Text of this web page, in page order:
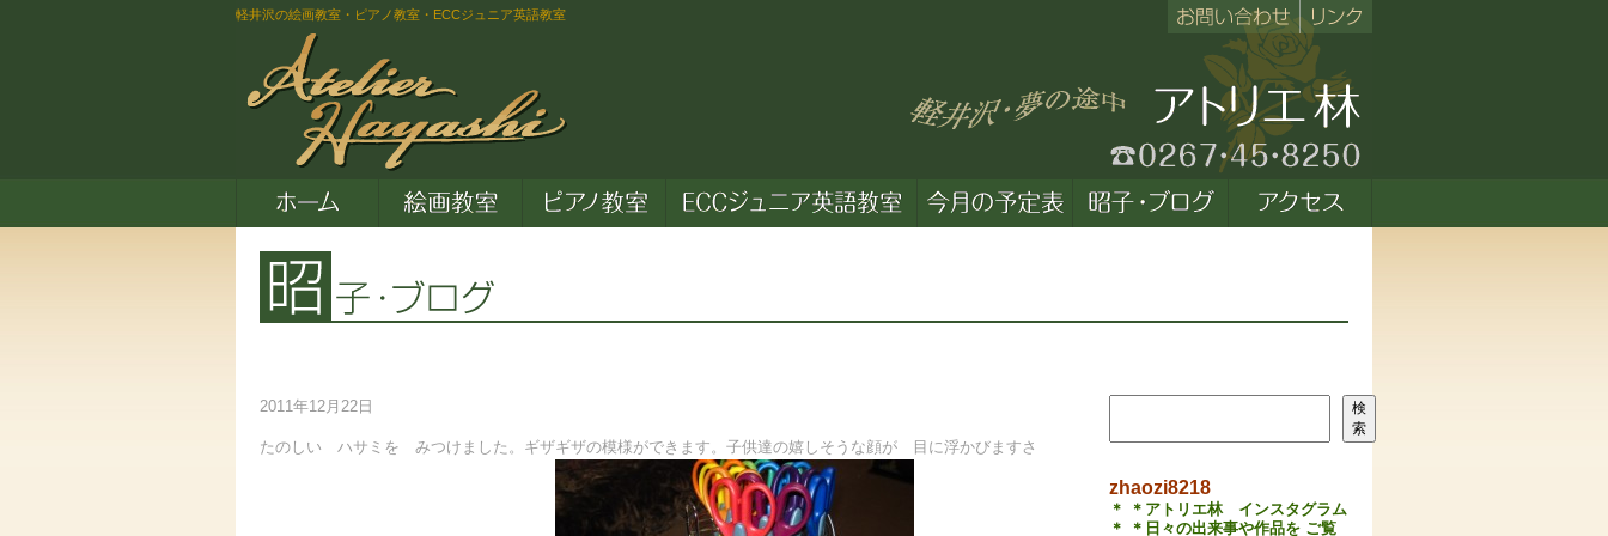
軽井沢の絵画教室・ピアノ教室・ECCジュニア英語教室
2011年12月22日
たのしい ハサミを みつけました。ギザギザの模様ができます。子供達の嬉しそうな顔が 目に浮かびます さ
検
索
zhaozi8218
＊ ＊アトリエ林 インスタグラム
＊ ＊日々の出来事や作品を ご覧